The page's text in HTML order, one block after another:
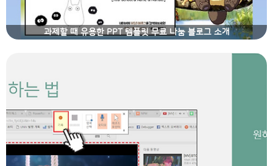
과제할 때 유용한 PPT 템플릿 무료 나눔 블로그 소개